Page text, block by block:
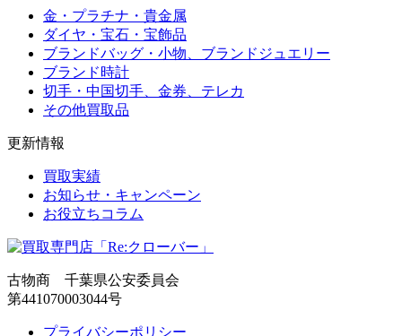
金・プラチナ・貴金属
ダイヤ・宝石・宝飾品
ブランドバッグ・小物、ブランドジュエリー
ブランド時計
切手・中国切手、金券、テレカ
その他買取品
更新情報
買取実績
お知らせ・キャンペーン
お役立ちコラム
古物商 千葉県公安委員会
第441070003044号
プライバシーポリシー